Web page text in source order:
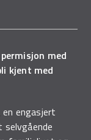
med
kjent med
engasjert
selvgående